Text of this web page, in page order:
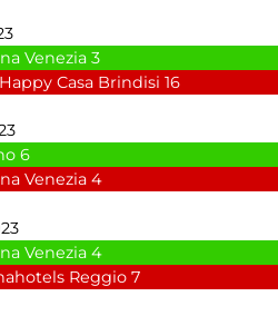
Venezia 3
Happy Casa Brindisi 16
6
Venezia 4
Venezia 4
Reggio 7